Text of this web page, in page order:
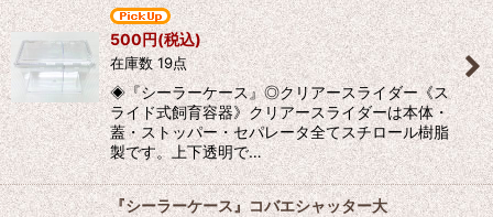
500円(税込)
在庫数 19点
◈『シーラーケース』◎クリアースライダー《ス
ライド式飼育容器》クリアースライダーは本体・
蓋・ストッパー・セパレータ全てスチロール樹脂
製です。上下透明で…
『シーラーケース』コバエシャッター大